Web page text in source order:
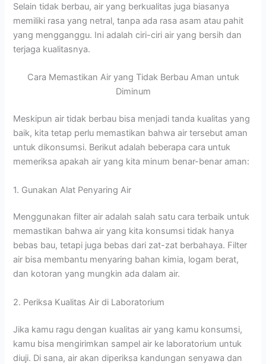
Selain tidak berbau, air yang berkualitas juga biasanya
memiliki rasa yang netral, tanpa ada rasa asam atau pahit
yang mengganggu. Ini adalah ciri-ciri air yang bersih dan
terjaga kualitasnya.
Cara Memastikan Air yang Tidak Berbau Aman untuk
Diminum
Meskipun air tidak berbau bisa menjadi tanda kualitas yang
baik, kita tetap perlu memastikan bahwa air tersebut aman
untuk dikonsumsi. Berikut adalah beberapa cara untuk
memeriksa apakah air yang kita minum benar-benar aman:
1. Gunakan Alat Penyaring Air
Menggunakan filter air adalah salah satu cara terbaik untuk
memastikan bahwa air yang kita konsumsi tidak hanya
bebas bau, tetapi juga bebas dari zat-zat berbahaya. Filter
air bisa membantu menyaring bahan kimia, logam berat,
dan kotoran yang mungkin ada dalam air.
2. Periksa Kualitas Air di Laboratorium
Jika kamu ragu dengan kualitas air yang kamu konsumsi,
kamu bisa mengirimkan sampel air ke laboratorium untuk
diuji. Di sana, air akan diperiksa kandungan senyawa dan